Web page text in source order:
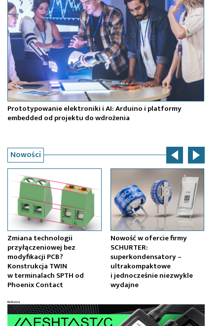
Prototypowanie elektroniki i AI: Arduino i platformy
embedded od projektu do wdrożenia
Nowości
Zmiana technologii
przyłączeniowej bez
modyfikacji PCB?
Konstrukcja TWIN
w terminalach SPTH od
Phoenix Contact
Nowość w ofercie firmy
SCHURTER:
superkondensatory –
ultrakompaktowe
i jednocześnie niezwykle
wydajne